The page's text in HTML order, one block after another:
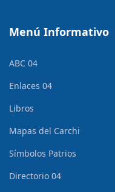
Menú Informativo
ABC 04
Enlaces 04
Libros
Mapas del Carchi
Símbolos Patrios
Directorio 04